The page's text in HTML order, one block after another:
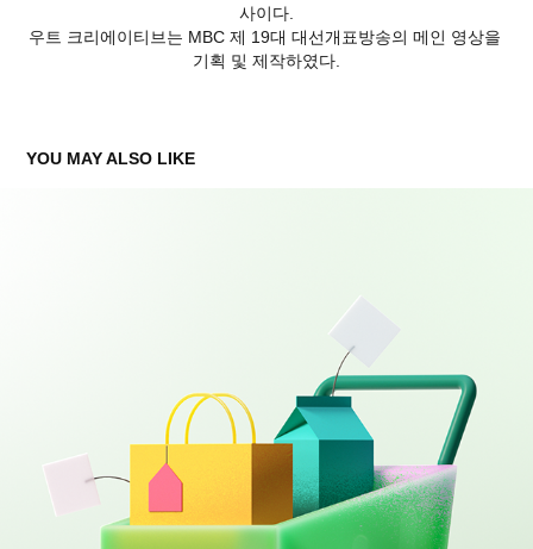
사이다.
우트 크리에이티브는 MBC 제 19대 대선개표방송의 메인 영상을
기획 및 제작하였다.
YOU MAY ALSO LIKE
NAVER 3D ICON - THE FAMILY MONTH